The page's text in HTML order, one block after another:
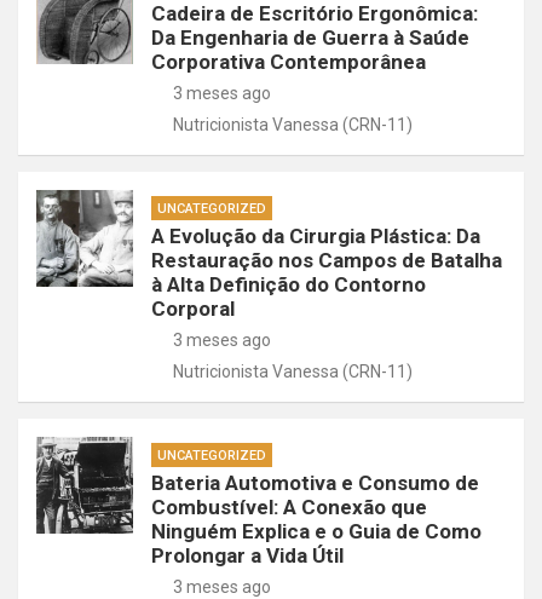
Cadeira de Escritório Ergonômica:
Da Engenharia de Guerra à Saúde
Corporativa Contemporânea
3 meses ago
Nutricionista Vanessa (CRN-11)
UNCATEGORIZED
A Evolução da Cirurgia Plástica: Da
Restauração nos Campos de Batalha
à Alta Definição do Contorno
Corporal
3 meses ago
Nutricionista Vanessa (CRN-11)
UNCATEGORIZED
Bateria Automotiva e Consumo de
Combustível: A Conexão que
Ninguém Explica e o Guia de Como
Prolongar a Vida Útil
3 meses ago